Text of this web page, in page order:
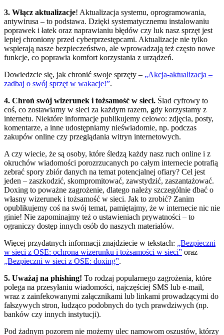
3. Włącz aktualizacje! Aktualizacja systemu, oprogramowania,
antywirusa – to podstawa. Dzięki systematycznemu instalowaniu
poprawek i łatek oraz naprawianiu błędów czy luk nasz sprzęt jest
lepiej chroniony przed cyberprzestępcami. Aktualizacje nie tylko
wspierają nasze bezpieczeństwo, ale wprowadzają też często nowe
funkcje, co poprawia komfort korzystania z urządzeń.
Dowiedzcie się, jak chronić swoje sprzęty – „Akcja-aktualizacja –
zadbaj o swój sprzęt w wakacje!”.
4. Chroń swój wizerunek i tożsamość w sieci. Ślad cyfrowy to
coś, co zostawiamy w sieci za każdym razem, gdy korzystamy z
internetu. Niektóre informacje publikujemy celowo: zdjęcia, posty,
komentarze, a inne udostępniamy nieświadomie, np. podczas
zakupów online czy przeglądania witryn internetowych.
A czy wiecie, że są osoby, które śledzą każdy nasz ruch online i z
okruchów wiadomości porozrzucanych po całym internecie potrafią
zebrać spory zbiór danych na temat potencjalnej ofiary? Cel jest
jeden – zaszkodzić, skompromitować, zawstydzić, zaszantażować.
Doxing to poważne zagrożenie, dlatego należy szczególnie dbać o
własny wizerunek i tożsamość w sieci. Jak to zrobić? Zanim
opublikujemy coś na swój temat, pamiętajmy, że w internecie nic nie
ginie! Nie zapominajmy też o ustawieniach prywatności – to
ograniczy dostęp innych osób do naszych materiałów.
Więcej przydatnych informacji znajdziecie w tekstach: „Bezpieczni
w sieci z OSE: ochrona wizerunku i tożsamości w sieci” oraz
„Bezpieczni w sieci z OSE: doxing”.
5. Uważaj na phishing! To rodzaj popularnego zagrożenia, które
polega na przesyłaniu wiadomości, najczęściej SMS lub e-mail,
wraz z zainfekowanymi załącznikami lub linkami prowadzącymi do
fałszywych stron, łudząco podobnych do tych prawdziwych (np.
banków czy innych instytucji).
Pod żadnym pozorem nie możemy ulec namowom oszustów, którzy